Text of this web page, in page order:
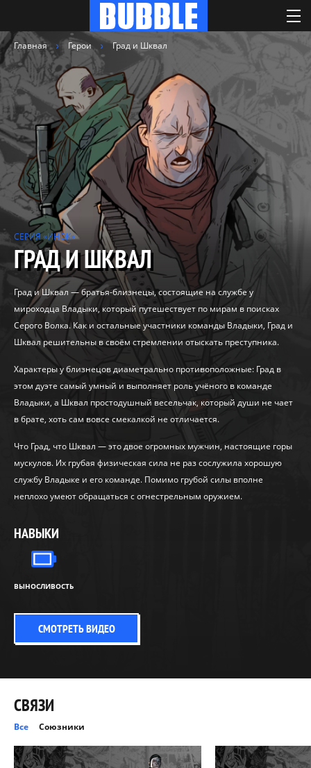
Главная Герои Град и Шквал
СЕРИЯ «ИНОК»
ГРАД И ШКВАЛ
Град и Шквал — братья-близнецы, состоящие на службе у
мироходца Владыки, который путешествует по мирам в поисках
Серого Волка. Как и остальные участники команды Владыки, Град и
Шквал решительны в своём стремлении отыскать преступника.
Характеры у близнецов диаметрально противоположные: Град в
этом дуэте самый умный и выполняет роль учёного в команде
Владыки, а Шквал простодушный весельчак, который души не чает
в брате, хоть сам вовсе смекалкой не отличается.
Что Град, что Шквал — это двое огромных мужчин, настоящие горы
мускулов. Их грубая физическая сила не раз сослужила хорошую
службу Владыке и его команде. Помимо грубой силы вполне
неплохо умеют обращаться с огнестрельным оружием.
НАВЫКИ
ВЫНОСЛИВОСТЬ
СМОТРЕТЬ ВИДЕО
СВЯЗИ
Все Союзники